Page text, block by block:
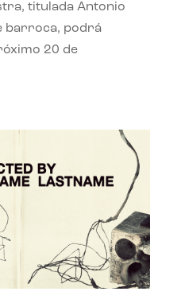
titulada Antonio
barroca, podrá
20 de